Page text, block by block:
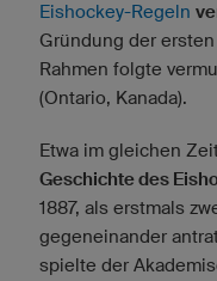
Eishockey-Regeln
Gründung der
Rahmen folgte
(Ontario, Kanada).
Etwa im gleichen
Geschichte des
1887, als erstmals
gegeneinander
spielte der